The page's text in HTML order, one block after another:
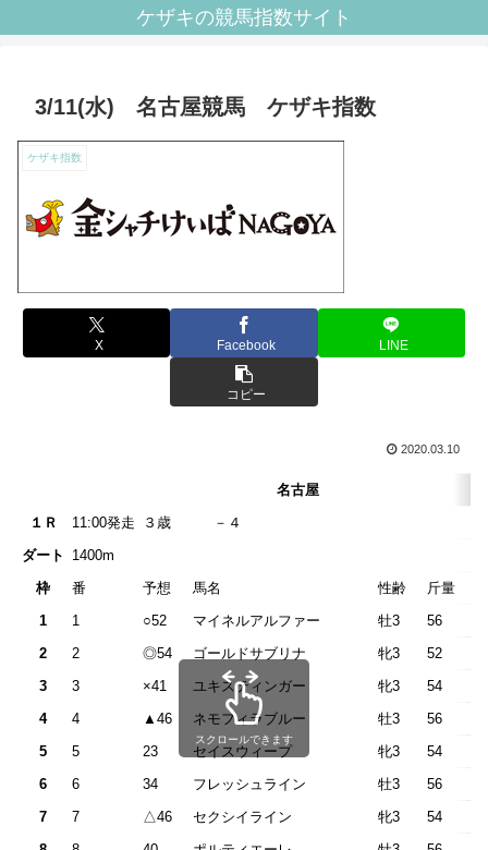
ケザキの競馬指数サイト
3/11(水) 名古屋競馬 ケザキ指数
ケザキ指数
X Facebook LINE
コピー
2020.03.10
名古屋
１Ｒ
11:00発走
３歳 －
ダート
1400m
枠
番 予想 馬名 性齢 斤量
1
1 ○52 マイネルアルファー 牡3 56
2
2 ◎54 ゴールドサブリナ 牝3 52
3
3 ×41 ユキスティンガー 牝3 54
4
4 ▲46 ネモフィラブルー 牡3 56
5
5 23 セイスウィープ 牝3 54
6
6 34 フレッシュライン 牡3 56
7
7 △46 セクシイライン 牝3 54
スクロールできます